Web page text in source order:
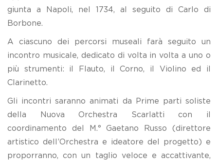
giunta a Napoli, nel 1734, al seguito di Carlo di
Borbone.
A ciascuno dei percorsi museali farà seguito un
incontro musicale, dedicato di volta in volta a uno o
più strumenti: il Flauto, il Corno, il Violino ed il
Clarinetto.
Gli incontri saranno animati da Prime parti soliste
della Nuova Orchestra Scarlatti con il
coordinamento del M.° Gaetano Russo (direttore
artistico dell’Orchestra e ideatore del progetto) e
proporranno, con un taglio veloce e accattivante,